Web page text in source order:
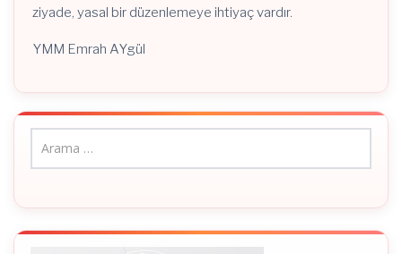
ziyade, yasal bir düzenlemeye ihtiyaç vardır.
YMM Emrah AYgül